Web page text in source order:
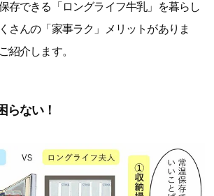
存できる「ロングライフ牛乳」を暮らし
さんの「家事ラク」メリットがありま
紹介します。
らない！